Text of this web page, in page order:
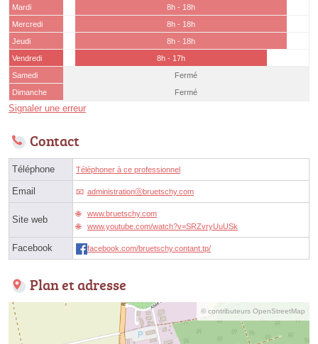
Mardi
8h - 18h
Mercredi
8h - 18h
Jeudi
8h - 18h
Vendredi
8h - 17h
Samedi
Fermé
Dimanche
Fermé
Signaler une erreur
Contact
Téléphone Téléphoner à ce professionnel
Email administrationⓐbruetschy.com
Site web
www.bruetschy.com
www.youtube.com/watch?v=SRZvryUuUSk
Facebook facebook.com/bruetschy.contant.tp/
Plan et adresse
© contributeurs OpenStreetMap